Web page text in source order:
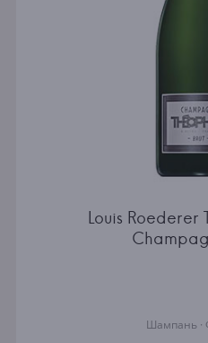
Louis Roederer
Шампань ·